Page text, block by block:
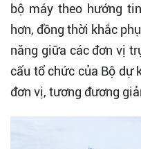
bộ máy theo hướng
hơn, đồng thời khắc
năng giữa các đơn vị
cấu tổ chức của Bộ dự
đơn vị, tương đương